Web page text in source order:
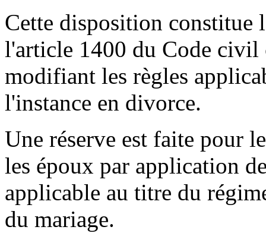
Cette disposition constitue
l'article 1400 du Code civil
modifiant les règles
l'instance en divorce.
Une réserve est faite pour
les époux par application
applicable au titre du
du mariage.